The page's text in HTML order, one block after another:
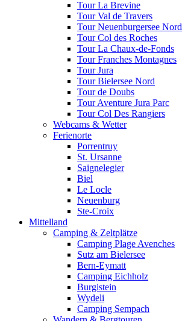
Tour La Brevine
Tour Val de Travers
Tour Neuenburgersee Nord
Tour Col des Roches
Tour La Chaux-de-Fonds
Tour Franches Montagnes
Tour Jura
Tour Bielersee Nord
Tour de Doubs
Tour Aventure Jura Parc
Tour Col Des Rangiers
Webcams & Wetter
Ferienorte
Porrentruy
St. Ursanne
Saignelegier
Biel
Le Locle
Neuenburg
Ste-Croix
Mittelland
Camping & Zeltplätze
Camping Plage Avenches
Sutz am Bielersee
Bern-Eymatt
Camping Eichholz
Burgistein
Wydeli
Camping Sempach